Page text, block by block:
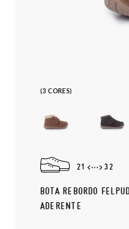
(3 CORES)
21 32
BOTA REBORDO
ADERENTE